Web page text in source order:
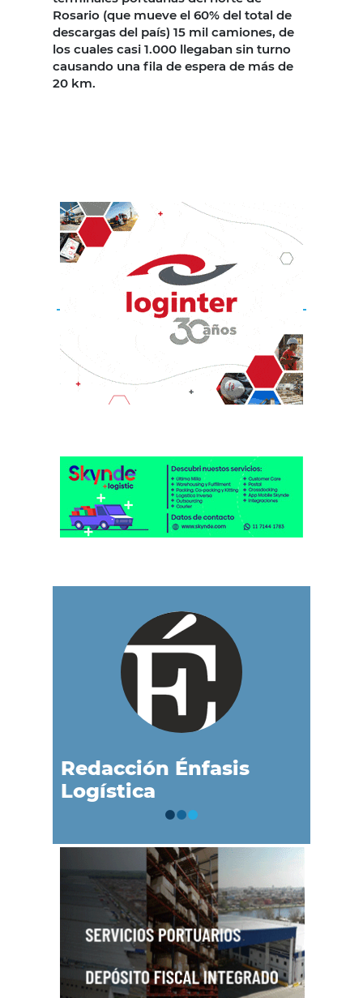
Rosario (que mueve el 60% del total de
descargas del país) 15 mil camiones, de
los cuales casi 1.000 llegaban sin turno
causando una fila de espera de más de
20 km.
Redacción Énfasis
Logística